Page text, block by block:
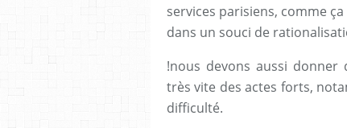
services parisiens, comme
dans un souci de
!nous devons aussi
très vite des actes forts,
difficulté.